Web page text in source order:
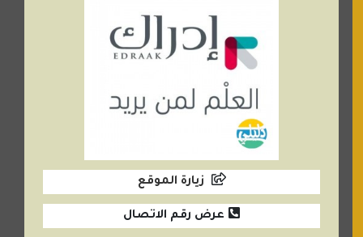
زيارة الموقع
عرض رقم الاتصال